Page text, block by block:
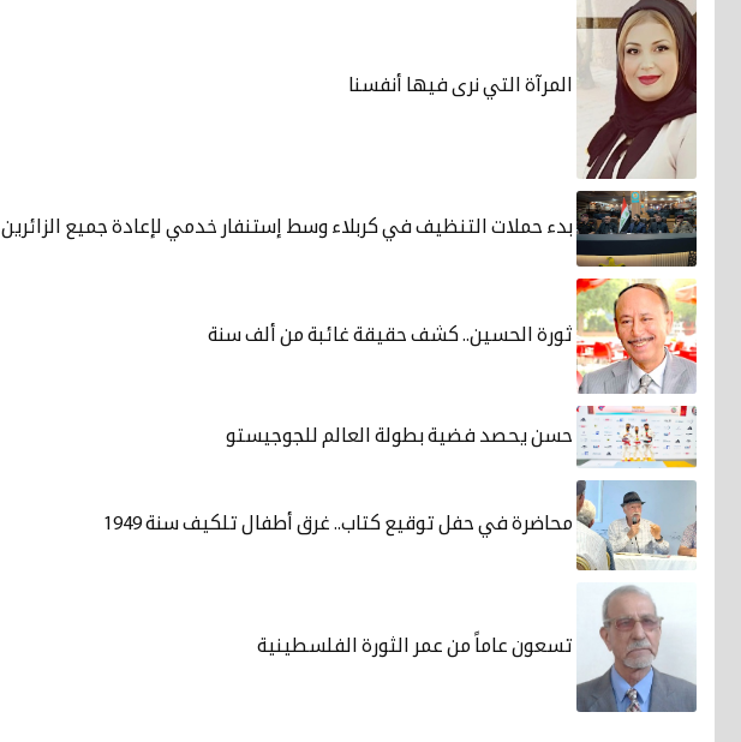
المرآة التي نرى فيها أنفسنا
بدء حملات التنظيف في كربلاء وسط إستنفار خدمي لإعادة جميع الزائرين
ثورة الحسين.. كشف حقيقة غائبة من ألف سنة
حسن يحصد فضية بطولة العالم للجوجيستو
محاضرة في حفل توقيع كتاب.. غرق أطفال تلكيف سنة 1949
تسعون عاماً من عمر الثورة الفلسطينية